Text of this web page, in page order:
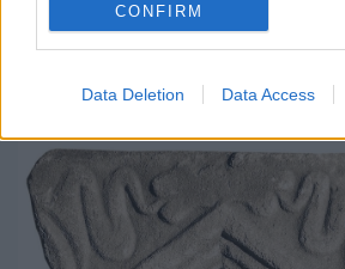
CONFIRM
Data Deletion Data Access
A férfi a nyílt utcán kezdte verni áldozatát.